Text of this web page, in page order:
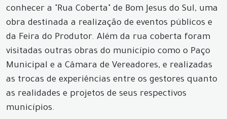
conhecer a "Rua Coberta" de Bom Jesus do Sul, uma
obra destinada a realização de eventos públicos e
da Feira do Produtor. Além da rua coberta foram
visitadas outras obras do município como o Paço
Municipal e a Câmara de Vereadores, e realizadas
as trocas de experiências entre os gestores quanto
as realidades e projetos de seus respectivos
municípios.